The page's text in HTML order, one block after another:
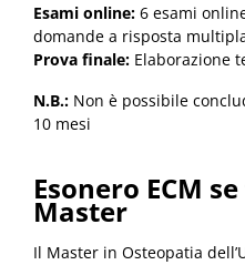
Esami online: 6 esami
domande a risposta
Prova finale: Elaborazione
N.B.: Non è possibile
10 mesi
Esonero ECM
Master
Il Master in Osteopatia